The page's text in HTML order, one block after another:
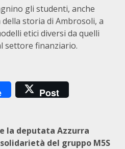
gli studenti, anche
storia di Ambrosoli, a
etici diversi da quelli
settore finanziario.
Post
la deputata Azzurra
del gruppo M5S